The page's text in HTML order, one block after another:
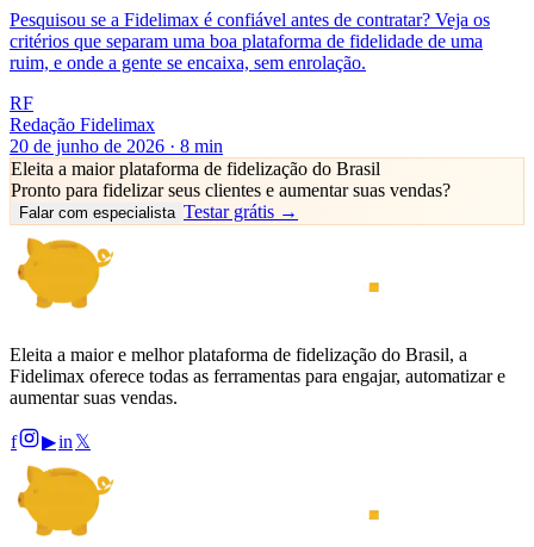
Pesquisou se a Fidelimax é confiável antes de contratar? Veja os
critérios que separam uma boa plataforma de fidelidade de uma
ruim, e onde a gente se encaixa, sem enrolação.
RF
Redação Fidelimax
20 de junho de 2026 · 8 min
Eleita a maior plataforma de fidelização do Brasil
Pronto para fidelizar seus clientes e aumentar suas vendas?
Falar com especialista Testar grátis →
Eleita a maior e melhor plataforma de fidelização do Brasil, a
Fidelimax oferece todas as ferramentas para engajar, automatizar e
aumentar suas vendas.
f ▶in 𝕏